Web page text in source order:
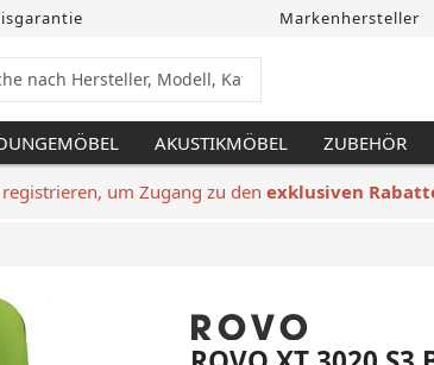
Markenhersteller
AKUSTIKMÖBEL ZUBEHÖR
um Zugang zu den exklusiven